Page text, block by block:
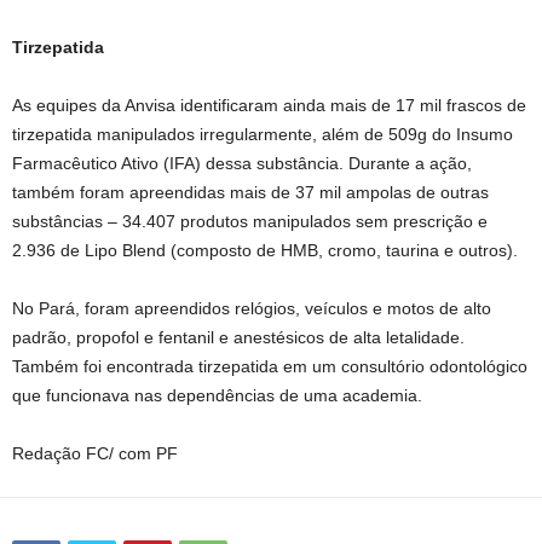
Tirzepatida
As equipes da Anvisa identificaram ainda mais de 17 mil frascos de
tirzepatida manipulados irregularmente, além de 509g do Insumo
Farmacêutico Ativo (IFA) dessa substância. Durante a ação,
também foram apreendidas mais de 37 mil ampolas de outras
substâncias – 34.407 produtos manipulados sem prescrição e
2.936 de Lipo Blend (composto de HMB, cromo, taurina e outros).
No Pará, foram apreendidos relógios, veículos e motos de alto
padrão, propofol e fentanil e anestésicos de alta letalidade.
Também foi encontrada tirzepatida em um consultório odontológico
que funcionava nas dependências de uma academia.
Redação FC/ com PF